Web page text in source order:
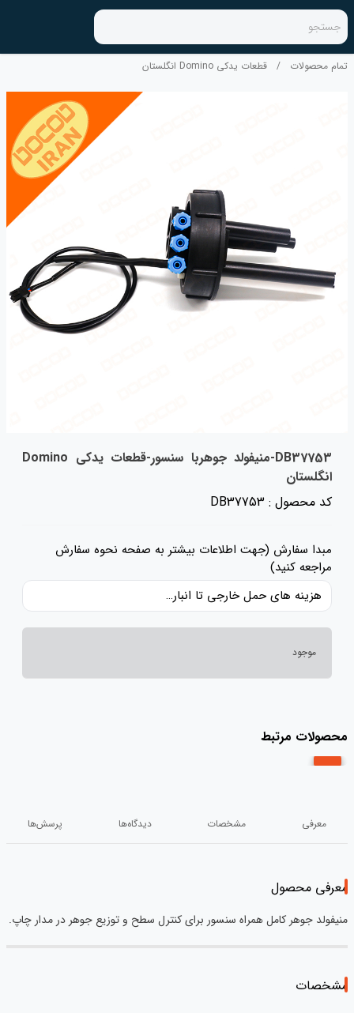
جستجو
تمام محصولات / قطعات یدکی Domino انگلستان
DB37753-منیفولد جوهربا سنسور-قطعات یدکی Domino
انگلستان
کد محصول : DB37753
مبدا سفارش (جهت اطلاعات بیشتر به صفحه نحوه سفارش
مراجعه کنید)
هزینه های حمل خارجی تا انبار ایران، حقوق گمرکی و عوارض و مالیات و سایر هزینه های کالا به قیمت ریالی کالا اضافه شده است و حمل داخلی رایگان می باشد.
موجود
محصولات مرتبط
معرفی مشخصات دیدگاه‌ها پرسش‌ها
معرفی محصول
منیفولد جوهر کامل همراه سنسور برای کنترل سطح و توزیع جوهر در مدار چاپ.
مشخصات